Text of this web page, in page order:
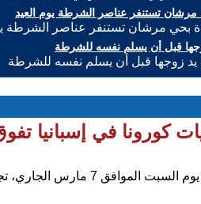
تستنفر عناصر الشرطة يوم العيد
قبل أن يسلم نفسه للشرطة